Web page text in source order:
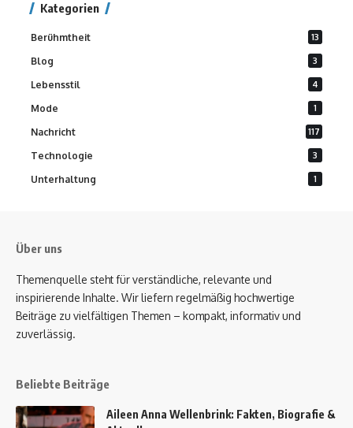
Kategorien
Berühmtheit 13
Blog 3
Lebensstil 4
Mode 1
Nachricht 117
Technologie 3
Unterhaltung 1
Über uns
Themenquelle steht für verständliche, relevante und
inspirierende Inhalte. Wir liefern regelmäßig hochwertige
Beiträge zu vielfältigen Themen – kompakt, informativ und
zuverlässig.
Beliebte Beiträge
Aileen Anna Wellenbrink: Fakten, Biografie &